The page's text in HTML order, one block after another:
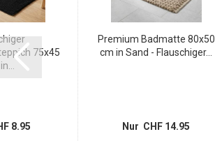
75x45
8.95
Premium Badmatte 80x50
cm in Sand - Flauschiger...
Nur CHF 14.95